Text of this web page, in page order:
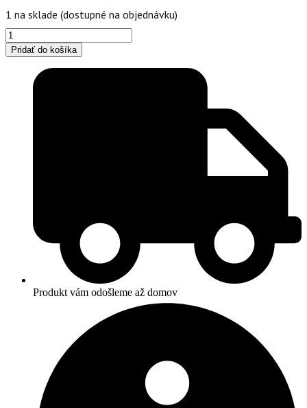
1 na sklade (dostupné na objednávku)
množstvo
Maselnička
s
úchytkou
Pridať do košíka
Produkt vám odošleme až domov